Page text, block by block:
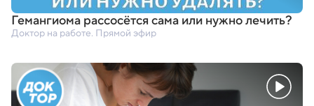
Гемангиома рассосётся сама или нужно лечить?
Доктор на работе. Прямой эфир